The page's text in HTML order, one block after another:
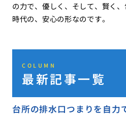
の力で、優しく、そして、賢く
時代の、安心の形なのです。
COLUMN
最新記事一覧
台所の排水口つまりを自力